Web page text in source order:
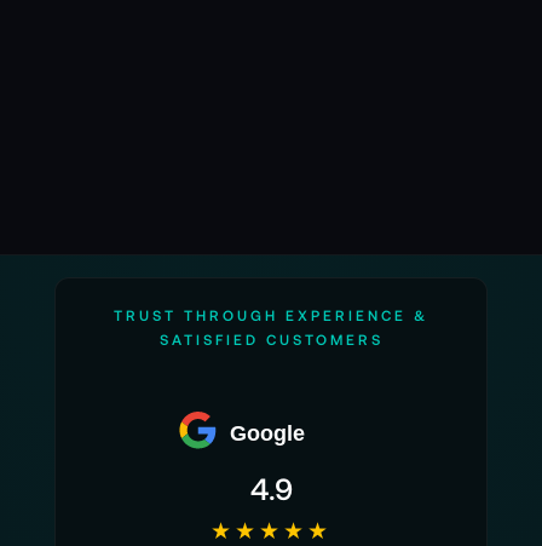
TRUST THROUGH EXPERIENCE &
SATISFIED CUSTOMERS
Google
4.9
★★★★★